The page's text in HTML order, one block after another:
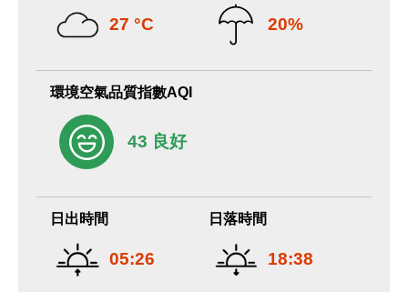
27 °C 20%
環境空氣品質指數AQI
43 良好
日出時間
05:26
日落時間
18:38